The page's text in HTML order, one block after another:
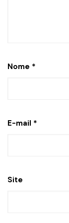
Nome *
E-mail *
Site